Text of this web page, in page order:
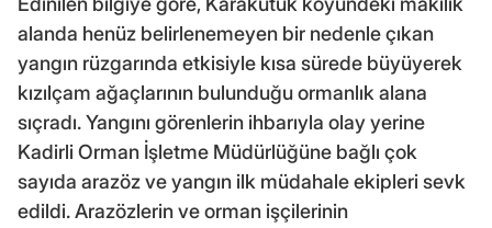
alanda henüz belirlenemeyen bir nedenle çıkan
yangın rüzgarında etkisiyle kısa sürede büyüyerek
kızılçam ağaçlarının bulunduğu ormanlık alana
sıçradı. Yangını görenlerin ihbarıyla olay yerine
Kadirli Orman İşletme Müdürlüğüne bağlı çok
sayıda arazöz ve yangın ilk müdahale ekipleri sevk
edildi. Arazözlerin ve orman işçilerinin